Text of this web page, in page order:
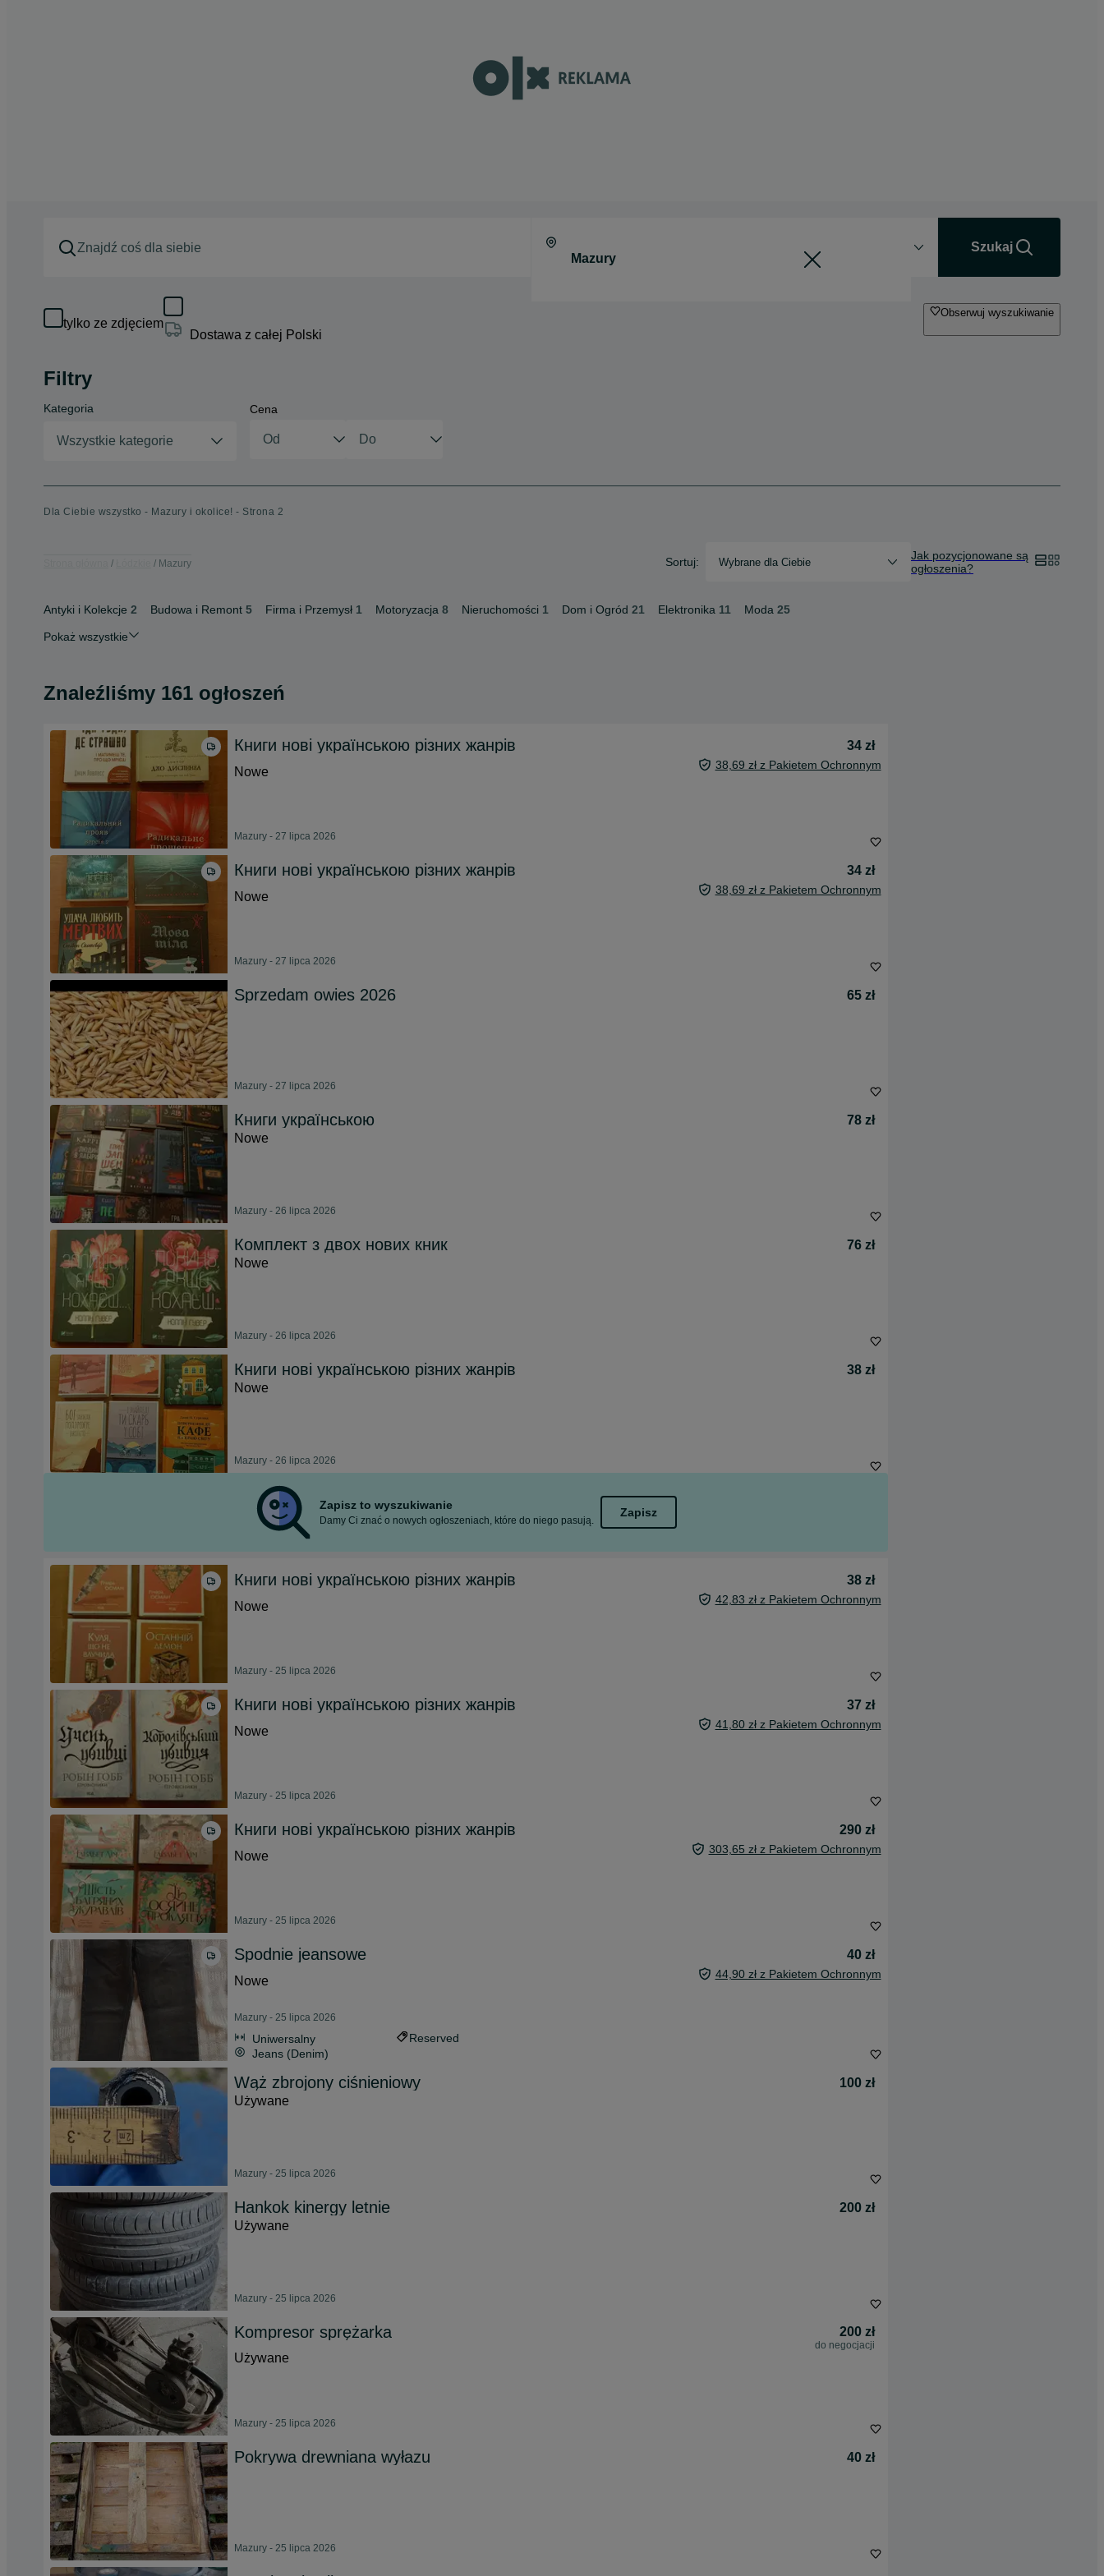
Szukaj
tylko ze zdjęciem
Dostawa z całej Polski
Obserwuj wyszukiwanie
Filtry
Kategoria
Wszystkie kategorie
Cena
Dla Ciebie wszystko - Mazury i okolice! - Strona 2
Mazury Sortuj: Wybrane dla Ciebie
Jak pozycjonowane są
ogłoszenia?
Antyki i Kolekcje 2 Budowa i Remont 5 Firma i Przemysł 1 Motoryzacja 8 Nieruchomości 1 Dom i Ogród 21 Elektronika 11 Moda 25
Pokaż wszystkie
Znaleźliśmy 161 ogłoszeń
Книги нові українською різних жанрів
34 zł
Nowe
38,69 zł z Pakietem Ochronnym
Mazury - 27 lipca 2026
Книги нові українською різних жанрів
34 zł
Nowe
38,69 zł z Pakietem Ochronnym
Mazury - 27 lipca 2026
Sprzedam owies 2026 65 zł
Mazury - 27 lipca 2026
Книги українською
78 zł
Nowe
Mazury - 26 lipca 2026
Комплект з двох нових кник
76 zł
Nowe
Mazury - 26 lipca 2026
Книги нові українською різних жанрів
38 zł
Nowe
Mazury - 26 lipca 2026
Zapisz to wyszukiwanie
Damy Ci znać o nowych ogłoszeniach, które do niego pasują.
Zapisz
Книги нові українською різних жанрів
38 zł
Nowe
42,83 zł z Pakietem Ochronnym
Mazury - 25 lipca 2026
Книги нові українською різних жанрів
37 zł
Nowe
41,80 zł z Pakietem Ochronnym
Mazury - 25 lipca 2026
Книги нові українською різних жанрів
290 zł
Nowe
303,65 zł z Pakietem Ochronnym
Mazury - 25 lipca 2026
Spodnie jeansowe
40 zł
Nowe
44,90 zł z Pakietem Ochronnym
Mazury - 25 lipca 2026
Uniwersalny
Reserved
Jeans (Denim)
Wąż zbrojony ciśnieniowy
100 zł
Używane
Mazury - 25 lipca 2026
Hankok kinergy letnie
200 zł
Używane
Mazury - 25 lipca 2026
Kompresor sprężarka 200 zł
do negocjacji
Używane
Mazury - 25 lipca 2026
Pokrywa drewniana wyłazu 40 zł
Mazury - 25 lipca 2026